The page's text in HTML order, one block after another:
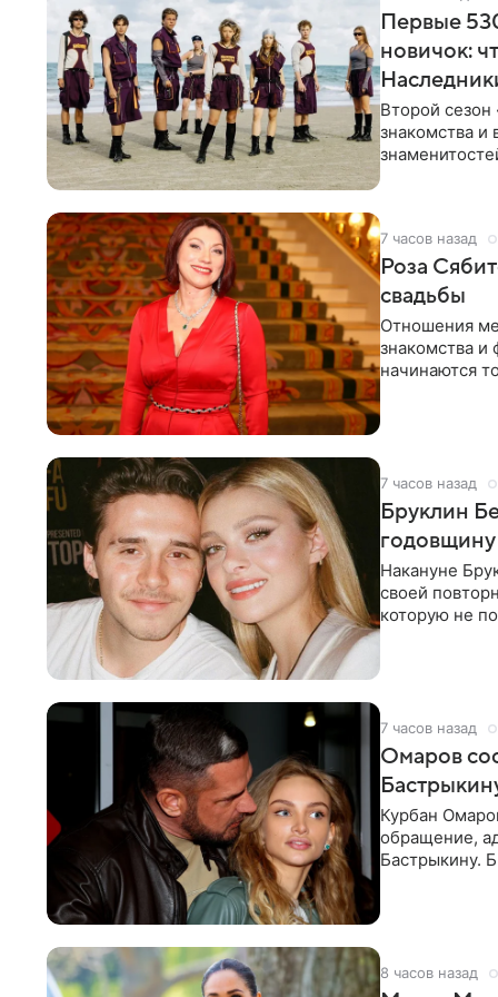
Первые
новичок:
Второй сезон
знакомства и
7 часов назад
Роза
свадьбы
Отношения
знакомства
начинаются
7 часов назад
Бруклин
Накануне
своей
которую не
7 часов назад
Омаров
Курбан
обращение,
Бастрыкину.
8 часов назад